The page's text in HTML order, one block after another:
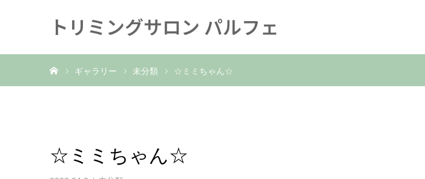
トリミングサロン パルフェ
ギャラリー 未分類 ☆ミミちゃん☆
☆ミミちゃん☆